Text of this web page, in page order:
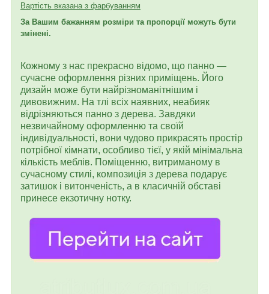
Вартість вказана з фарбуванням
За Вашим бажанням розміри та пропорції можуть бути
змінені.
Кожному з нас прекрасно відомо, що панно —
сучасне оформлення різних приміщень. Його
дизайн може бути найрізноманітнішим і
дивовижним. На тлі всіх наявних, неабияк
відрізняються панно з дерева. Завдяки
незвичайному оформленню та своїй
індивідуальності, вони чудово прикрасять простір
потрібної кімнати, особливо тієї, у якій мінімальна
кількість меблів. Поміщенню, витриманому в
сучасному стилі, композиція з дерева подарує
затишок і витонченість, а в класичній обставі
принесе екзотичну нотку.